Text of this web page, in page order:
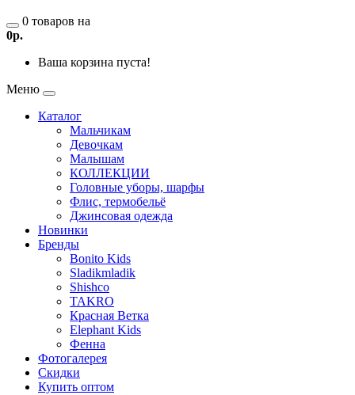
0 товаров на
0р.
Ваша корзина пуста!
Меню
Каталог
Мальчикам
Девочкам
Малышам
КОЛЛЕКЦИИ
Головные уборы, шарфы
Флис, термобельё
Джинсовая одежда
Новинки
Бренды
Bonito Kids
Sladikmladik
Shishco
TAKRO
Красная Ветка
Elephant Kids
Фенна
Фотогалерея
Скидки
Купить оптом